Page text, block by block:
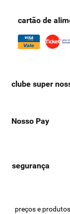
cartão de
clube super
Nosso Pay
preços e